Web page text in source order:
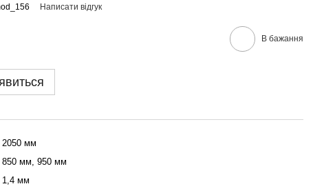
Написати відгук
В бажання
2050 мм
850 мм, 950 мм
1,4 мм